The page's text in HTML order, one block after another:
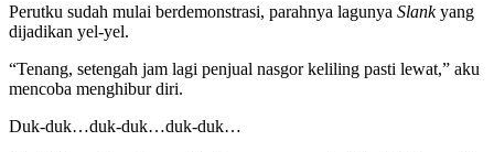
Perutku sudah mulai berdemonstrasi, parahnya lagunya Slankyang
dijadikan yel-yel.
“Tenang, setengah jam lagi penjual nasgor keliling pasti lewat,” aku
mencoba menghibur diri.
Duk-duk…duk-duk…duk-duk…